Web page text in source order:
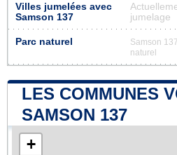
Villes jumelées avec
Samson 137
jumelage
Parc naturel
Samson
naturel
LES COMMUNES
SAMSON 137
+